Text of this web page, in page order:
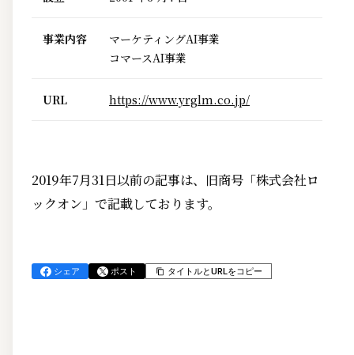
事業内容
マーケティングAI事業
コマースAI事業
URL https://www.yrglm.co.jp/
2019年7月31日以前の記事は、旧商号「株式会社ロ
ックオン」で記載しております。
シェア ポスト タイトルとURLをコピー